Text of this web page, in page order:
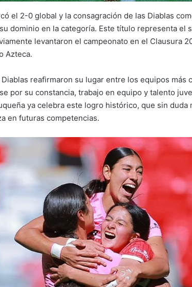
el 2-0 global y la consagración de las Diablas
dominio en la categoría. Este título representa el
levantaron el campeonato en el Clausura
Azteca.
reafirmaron su lugar entre los equipos más
por su constancia, trabajo en equipo y talento
ya celebra este logro histórico, que sin duda
en futuras competencias.